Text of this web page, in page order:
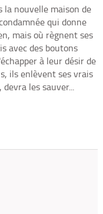
la nouvelle maison de
qui donne
mais où règnent ses
avec des boutons
à leur désir de
ils enlèvent ses vrais
les sauver...